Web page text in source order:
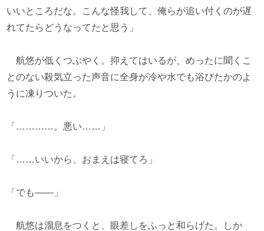
いいところだな。こんな怪我して、俺らが追い付くのが遅
れてたらどうなってたと思う」
航悠が低くつぶやく。抑えてはいるが、めったに聞くこ
とのない殺気立った声音に全身が冷や水でも浴びたかのよ
うに凍りついた。
「…………。悪い……」
「……いいから、おまえは寝てろ」
「でも――」
航悠は溜息をつくと、眼差しをふっと和らげた。しか